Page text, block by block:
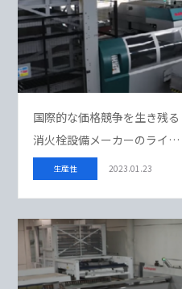
国際的な価格競争を生き残
消火栓設備メーカーのライ…
生産性 2023.01.23